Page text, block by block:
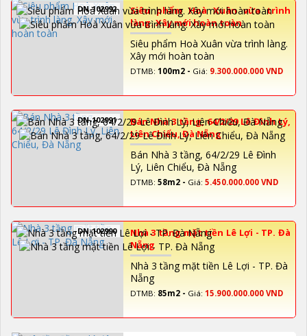
DN-102992
Siêu phẩm Hoà Xuân vừa trình
làng. Xây mới hoàn toàn
Siêu phẩm Hoà Xuân vừa trình làng.
Xây mới hoàn toàn
DTMB: 100m2 - Giá: 9.300.000.000 VND
DN-102991
Bán Nhà 3 tầng, 64/2/29 Lê Đình Lý,
Liên Chiểu, Đà Nẵng
Bán Nhà 3 tầng, 64/2/29 Lê Đình
Lý, Liên Chiểu, Đà Nẵng
DTMB: 58m2 - Giá: 5.450.000.000 VND
DN-102990
Nhà 3 tầng mặt tiền Lê Lợi - TP. Đà
Nẵng
Nhà 3 tầng mặt tiền Lê Lợi - TP. Đà
Nẵng
DTMB: 85m2 - Giá: 15.900.000.000 VND